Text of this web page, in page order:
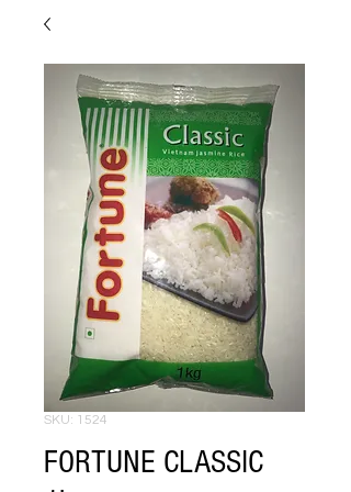
SKU: 1524
FORTUNE CLASSIC